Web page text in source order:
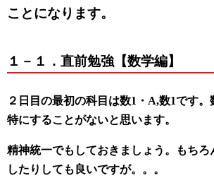
ことになります。
１－１． 直前勉強【数学編】
２日目の最初の科目は数1・A,数1です
特にすることがないと思います。
精神統一でもしておきましょう。もちろ
したりしても良いですが。。。